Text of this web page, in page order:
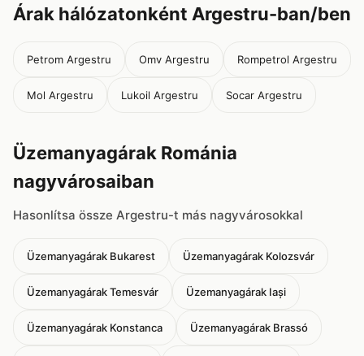
Árak hálózatonként Argestru-ban/ben
Petrom Argestru Omv Argestru Rompetrol Argestru
Mol Argestru Lukoil Argestru Socar Argestru
Üzemanyagárak Románia
nagyvárosaiban
Hasonlítsa össze Argestru-t más nagyvárosokkal
Üzemanyagárak Bukarest Üzemanyagárak Kolozsvár
Üzemanyagárak Temesvár Üzemanyagárak Iași
Üzemanyagárak Konstanca Üzemanyagárak Brassó